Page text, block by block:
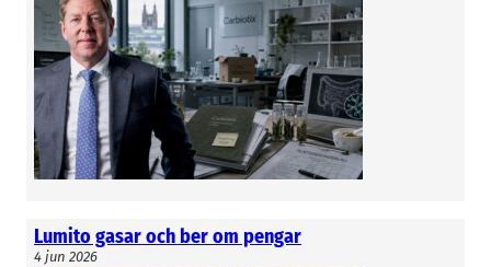
Lumito gasar och ber om pengar
4 jun 2026